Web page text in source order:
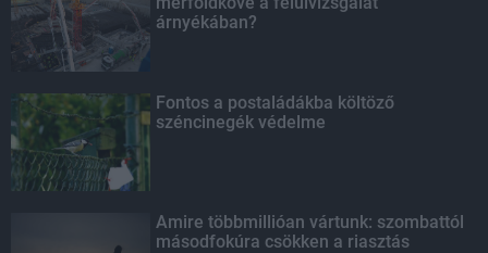
árnyékában?
Fontos a postaládákba költöző
széncinegék védelme
Amire többmillióan vártunk: szombattól
másodfokúra csökken a riasztás